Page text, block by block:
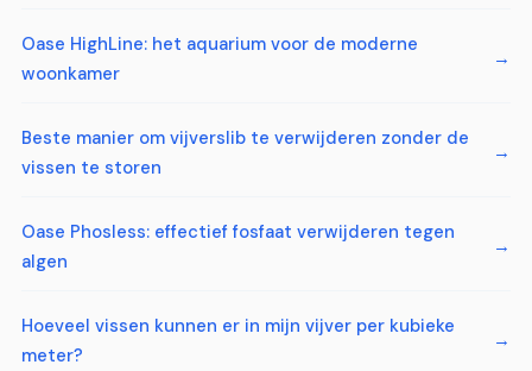
Oase HighLine: het aquarium voor de moderne
woonkamer
Beste manier om vijverslib te verwijderen zonder de
vissen te storen
Oase Phosless: effectief fosfaat verwijderen tegen
algen
Hoeveel vissen kunnen er in mijn vijver per kubieke
meter?